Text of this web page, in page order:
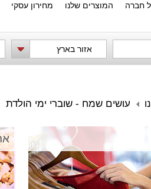
חברה המוצרים שלנו מחירון עסקי
אזור בארץ
עושים שמח - שוברי ימי הולדת